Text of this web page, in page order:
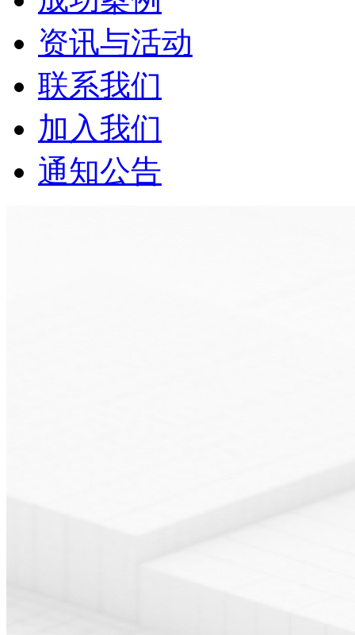
资讯与活动
联系我们
加入我们
通知公告